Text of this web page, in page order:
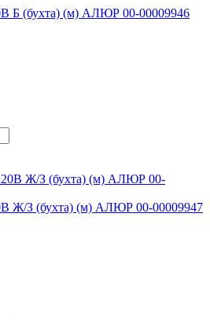
Б (бухта) (м) АЛЮР 00-00009946
Ж/З (бухта) (м) АЛЮР 00-00009947